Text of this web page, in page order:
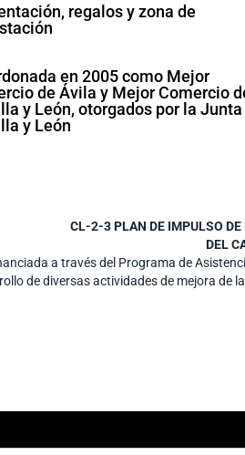
regalos y zona de
en 2005 como Mejor
de Ávila y Mejor Comercio
y León, otorgados por la Junta
y León
CL-2-3 PLAN DE IMPULSO DE
DEL
a través del Programa de
de diversas actividades de mejora de